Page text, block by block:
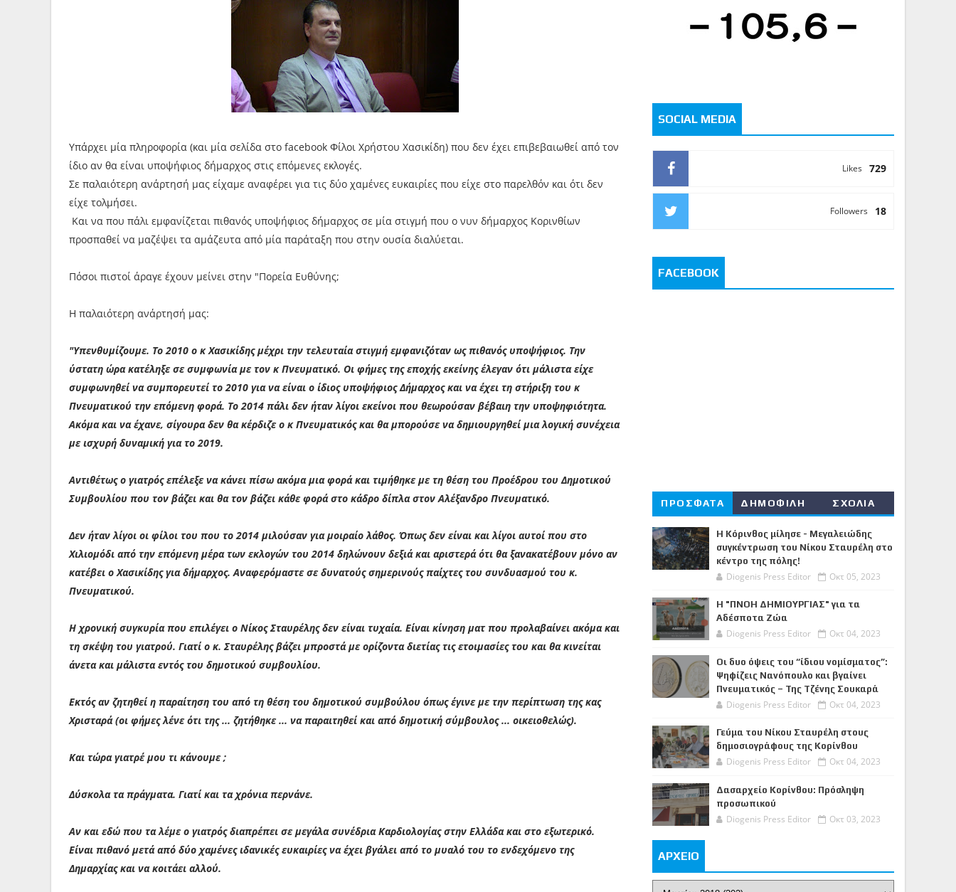
Υπάρχει μία πληροφορία (και μία σελίδα στο facebook Φίλοι Χρήστου Χασικίδη) που δεν έχει επιβεβαιωθεί από τον
ίδιο αν θα είναι υποψήφιος δήμαρχος στις επόμενες εκλογές.
Σε παλαιότερη ανάρτησή μας είχαμε αναφέρει για τις δύο χαμένες ευκαιρίες που είχε στο παρελθόν και ότι δεν
είχε τολμήσει.
Και να που πάλι εμφανίζεται πιθανός υποψήφιος δήμαρχος σε μία στιγμή που ο νυν δήμαρχος Κορινθίων
προσπαθεί να μαζέψει τα αμάζευτα από μία παράταξη που στην ουσία διαλύεται.
Πόσοι πιστοί άραγε έχουν μείνει στην "Πορεία Ευθύνης;
Η παλαιότερη ανάρτησή μας:
"Υπενθυμίζουμε. Το 2010 ο κ Χασικίδης μέχρι την τελευταία στιγμή εμφανιζόταν ως πιθανός υποψήφιος. Την
ύστατη ώρα κατέληξε σε συμφωνία με τον κ Πνευματικό. Οι φήμες της εποχής εκείνης έλεγαν ότι μάλιστα είχε
συμφωνηθεί να συμπορευτεί το 2010 για να είναι ο ίδιος υποψήφιος Δήμαρχος και να έχει τη στήριξη του κ
Πνευματικού την επόμενη φορά. Το 2014 πάλι δεν ήταν λίγοι εκείνοι που θεωρούσαν βέβαιη την υποψηφιότητα.
Ακόμα και να έχανε, σίγουρα δεν θα κέρδιζε ο κ Πνευματικός και θα μπορούσε να δημιουργηθεί μια λογική συνέχεια
με ισχυρή δυναμική για το 2019.
Αντιθέτως ο γιατρός επέλεξε να κάνει πίσω ακόμα μια φορά και τιμήθηκε με τη θέση του Προέδρου του Δημοτικού
Συμβουλίου που τον βάζει και θα τον βάζει κάθε φορά στο κάδρο δίπλα στον Αλέξανδρο Πνευματικό.
Δεν ήταν λίγοι οι φίλοι του που το 2014 μιλούσαν για μοιραίο λάθος. Όπως δεν είναι και λίγοι αυτοί που στο
Χιλιομόδι από την επόμενη μέρα των εκλογών του 2014 δηλώνουν δεξιά και αριστερά ότι θα ξανακατέβουν μόνο αν
κατέβει ο Χασικίδης για δήμαρχος. Αναφερόμαστε σε δυνατούς σημερινούς παίχτες του συνδυασμού του κ.
Πνευματικού.
Η χρονική συγκυρία που επιλέγει ο Νίκος Σταυρέλης δεν είναι τυχαία. Είναι κίνηση ματ που προλαβαίνει ακόμα και
τη σκέψη του γιατρού. Γιατί ο κ. Σταυρέλης βάζει μπροστά με ορίζοντα διετίας τις ετοιμασίες του και θα κινείται
άνετα και μάλιστα εντός του δημοτικού συμβουλίου.
Εκτός αν ζητηθεί η παραίτηση του από τη θέση του δημοτικού συμβούλου όπως έγινε με την περίπτωση της κας
Χρισταρά (οι φήμες λένε ότι της ... ζητήθηκε ... να παραιτηθεί και από δημοτική σύμβουλος ... οικειοθελώς).
Και τώρα γιατρέ μου τι κάνουμε ;
Δύσκολα τα πράγματα. Γιατί και τα χρόνια περνάνε.
Αν και εδώ που τα λέμε ο γιατρός διαπρέπει σε μεγάλα συνέδρια Καρδιολογίας στην Ελλάδα και στο εξωτερικό.
Είναι πιθανό μετά από δύο χαμένες ιδανικές ευκαιρίες να έχει βγάλει από το μυαλό του το ενδεχόμενο της
Δημαρχίας και να κοιτάει αλλού.
SOCIAL MEDIA
729
Likes
18
Followers
FACEBOOK
ΠΡΟΣΦΑΤΑ ΔΗΜΟΦΙΛΗ ΣΧΟΛΙΑ
Η Κόρινθος μίλησε - Μεγαλειώδης
συγκέντρωση του Νίκου Σταυρέλη στο
κέντρο της πόλης!
Diogenis Press Editor Οκτ 05, 2023
Η "ΠΝΟΗ ΔΗΜΙΟΥΡΓΙΑΣ" για τα
Αδέσποτα Ζώα
Diogenis Press Editor Οκτ 04, 2023
Οι δυο όψεις του “ίδιου νομίσματος”:
Ψηφίζεις Νανόπουλο και βγαίνει
Πνευματικός – Της Τζένης Σουκαρά
Diogenis Press Editor Οκτ 04, 2023
Γεύμα του Νίκου Σταυρέλη στους
δημοσιογράφους της Κορίνθου
Diogenis Press Editor Οκτ 04, 2023
Δασαρχείο Κορίνθου: Πρόσληψη
προσωπικού
Diogenis Press Editor Οκτ 03, 2023
ΑΡΧΕΙΟ